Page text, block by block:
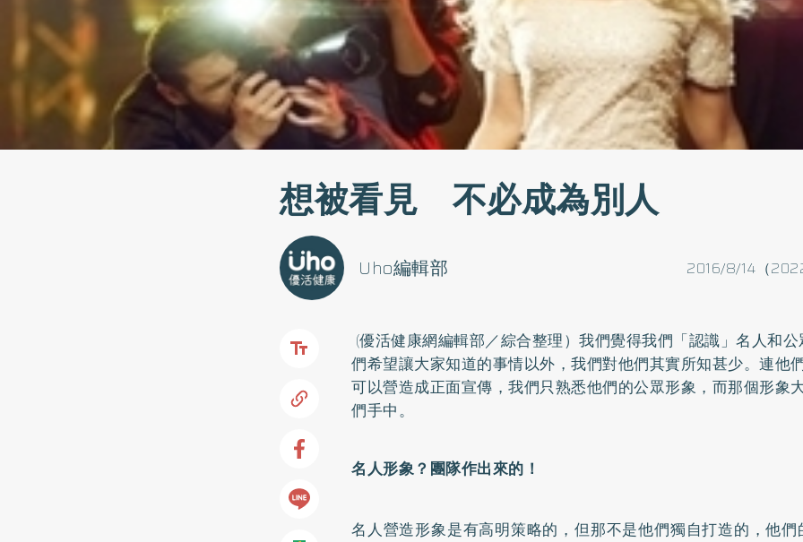
想被看見 不必成為別人
2016/8/14（
Uho編輯部
(優活健康網編輯部／綜合整理）我們覺得我們「認識」名人和
們希望讓大家知道的事情以外，我們對他們其實所知甚少。連他
可以營造成正面宣傳，我們只熟悉他們的公眾形象，而那個形象
們手中。
名人形象？團隊作出來的！
名人營造形象是有高明策略的，但那不是他們獨自打造的，他